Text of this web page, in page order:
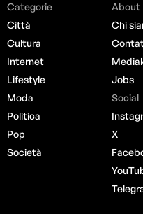
Categorie
Città
Cultura
Internet
Lifestyle
Moda
Politica
Pop
Società
About
Chi
Jobs
Social
X